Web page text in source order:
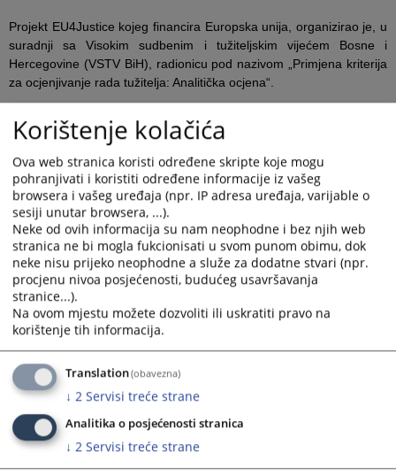
Projekt EU4Justice kojeg financira Europska unija, organizirao je, u
suradnji sa Visokim sudbenim i tužiteljskim vijećem Bosne i
Hercegovine (VSTV BiH), radionicu pod nazivom „Primjena kriterija
za ocjenjivanje rada tužitelja: Analitička ocjena“.
S ciljem razmjene iskustava i unaprjeđenja primjene Kriterija za
ocjenjivanje rada tužitelja, radionica je okupila predstavnike
tužiteljstava iz cijele Bosne i Hercegovine, imajuću u vidu važnost
formiranja kvalitetnih kriterija kako bi se osigurala objektivna,
dosljedna i transparentna procjena kvalitete rada tužitelja, kao i
procjena njihove stručnosti, nepristranosti i učinkovitosti u
donošenju tužiteljskih odluka.
VSTV BiH je na sjednici održanoj 18. prosinca 2024. godine usvojio
nove kriterije za ocjenjivanje rada nositelja pravosudnih funkcija u
tužiteljstvima u Bosni i Hercegovini. Novi kriteriji su u primjeni od
početka 2025. godine. Usvajanjem novih kriterija uvedeno je
analitičko ocjenjivanje u sustav vrednovanja rada nositelja
pravosudnih funkcija, i to kroz propisivanje kvalitativnog elementa
ocjene rada „Analitička ocjena“. Ovaj element omogućit će
sveobuhvatniju i precizniju procjenu stručnih sposobnosti svakog
tužitelja.
Projekat EU4Justice je za potrebe radionice angažirao bivšeg
Korištenje kolačića
Ova web stranica koristi određene skripte koje mogu
pohranjivati i koristiti određene informacije iz vašeg
browsera i vašeg uređaja (npr. IP adresa uređaja, varijable o
sesiji unutar browsera, ...).
Neke od ovih informacija su nam neophodne i bez njih web
stranica ne bi mogla fukcionisati u svom punom obimu, dok
neke nisu prijeko neophodne a služe za dodatne stvari (npr.
procjenu nivoa posjećenosti, budućeg usavršavanja
stranice...).
Na ovom mjestu možete dozvoliti ili uskratiti pravo na
korištenje tih informacija.
Translation(obavezna)
↓ 2 Servisi treće strane
Analitika o posjećenosti stranica
↓ 2 Servisi treće strane